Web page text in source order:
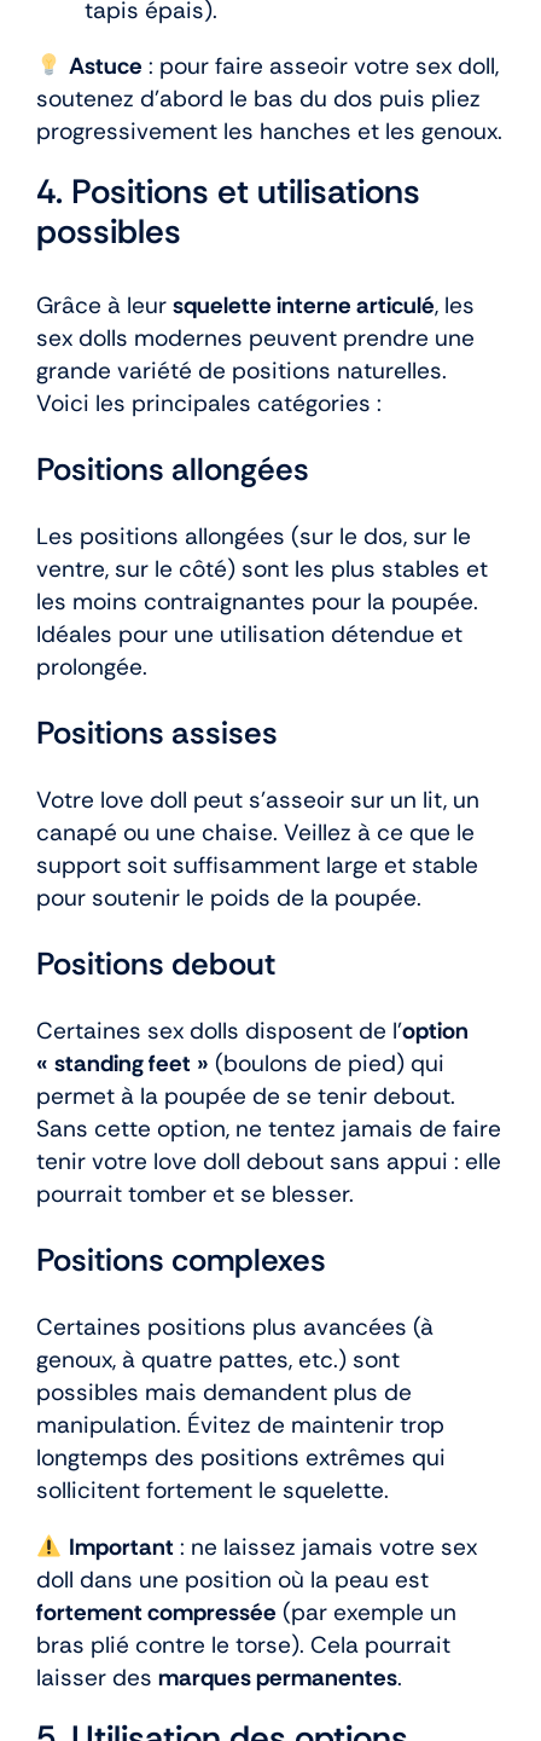
tapis épais).
Astuce : pour faire asseoir votre sex doll,
soutenez d’abord le bas du dos puis pliez
progressivement les hanches et les genoux.
4. Positions et utilisations
possibles
Grâce à leur squelette interne articulé, les
sex dolls modernes peuvent prendre une
grande variété de positions naturelles.
Voici les principales catégories :
Positions allongées
Les positions allongées (sur le dos, sur le
ventre, sur le côté) sont les plus stables et
les moins contraignantes pour la poupée.
Idéales pour une utilisation détendue et
prolongée.
Positions assises
Votre love doll peut s’asseoir sur un lit, un
canapé ou une chaise. Veillez à ce que le
support soit suffisamment large et stable
pour soutenir le poids de la poupée.
Positions debout
Certaines sex dolls disposent de l’option
« standing feet » (boulons de pied) qui
permet à la poupée de se tenir debout.
Sans cette option, ne tentez jamais de faire
tenir votre love doll debout sans appui : elle
pourrait tomber et se blesser.
Positions complexes
Certaines positions plus avancées (à
genoux, à quatre pattes, etc.) sont
possibles mais demandent plus de
manipulation. Évitez de maintenir trop
longtemps des positions extrêmes qui
sollicitent fortement le squelette.
Important : ne laissez jamais votre sex
doll dans une position où la peau est
fortement compressée (par exemple un
bras plié contre le torse). Cela pourrait
laisser des marques permanentes.